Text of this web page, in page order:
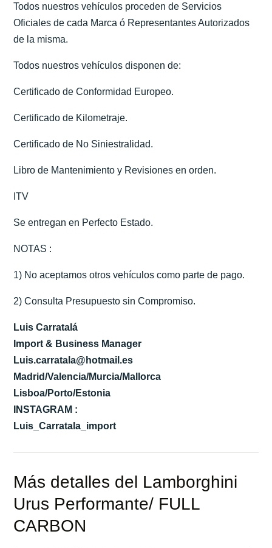
Todos nuestros vehículos proceden de Servicios
Oficiales de cada Marca ó Representantes Autorizados
de la misma.
Todos nuestros vehículos disponen de:
Certificado de Conformidad Europeo.
Certificado de Kilometraje.
Certificado de No Siniestralidad.
Libro de Mantenimiento y Revisiones en orden.
ITV
Se entregan en Perfecto Estado.
NOTAS :
1) No aceptamos otros vehículos como parte de pago.
2) Consulta Presupuesto sin Compromiso.
Luis Carratalá
Import & Business Manager
Luis.carratala@hotmail.es
Madrid/Valencia/Murcia/Mallorca
Lisboa/Porto/Estonia
INSTAGRAM :
Luis_Carratala_import
Más detalles del Lamborghini
Urus Performante/ FULL
CARBON